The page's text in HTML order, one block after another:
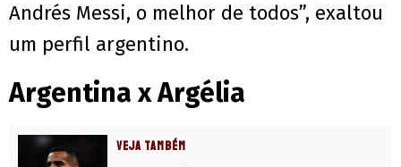
Andrés Messi, o melhor de todos”, exaltou
um perfil argentino.
Argentina x Argélia
VEJA TAMBÉM